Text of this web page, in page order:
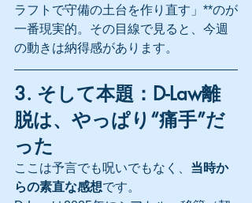
ラフトで守備の土台を作り直す」**のが
一番現実的。その目線で見ると、今週
の動きは納得感があります。
3. そして本題：D-Law離
脱は、やっぱり“痛手”だ
った
ここは予言でも呪いでもなく、 当時か
らの素直な感想です。